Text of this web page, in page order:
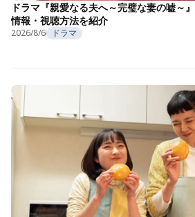
ドラマ『親愛なる夫へ～完璧な妻の嘘～
情報・視聴方法を紹介
2026/8/6 ドラマ